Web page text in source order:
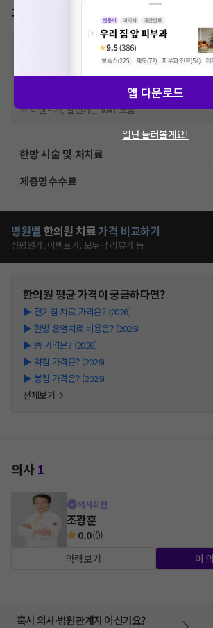
가격표
비급여 항목의 경우,추가비용 등으로 실제 가격과
한 가격은 해당 의료기관에 직접 문의해주세요.
격입니다. (진료와 연관된 복합적인 비용이 추가되어,
산정될 수 있는 점 참고 바랍니다.)
※ 이벤트가, 할인가는VAT 포함
한방 시술 및 처치료
제증명수수료
병원별 한의원 치료가격 비교하기
심평원가, 이벤트가, 모두닥 리뷰가 등
한의원평균 가격이 궁금하다면?
▶ 전기침 치료 가격은? (2026)
▶ 한방 온열치료 비용은? (2026)
▶ 뜸 가격은? (2026)
▶ 약침 가격은? (2026)
▶ 봉침 가격은? (2026)
전체보기
의사1
의사회원
조광훈
0.0(0)
약력보기
이
혹시 의사·병원관계자 이신가요?
앱 다운로드
일단 둘러볼게요!